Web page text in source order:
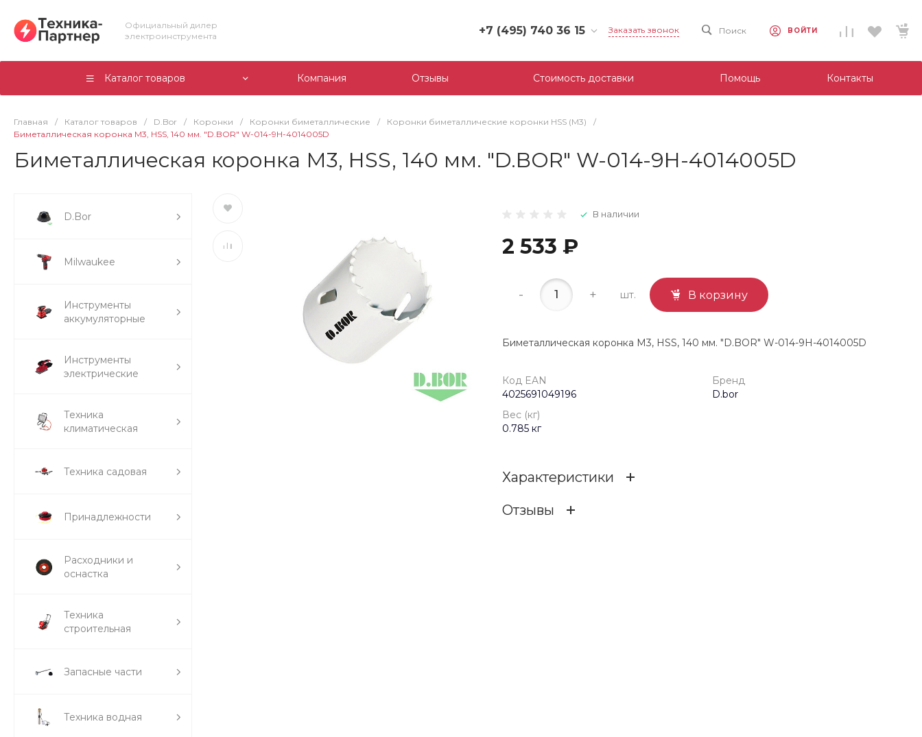
Официальный дилер
электроинструмента
+7 (495) 740 36 15
+7 (495) 740 36 15
г. Москва, Филевский
Заказать звонок Поиск ВОЙТИ
Каталог товаров Компания Отзывы Стоимость доставки Помощь Контакты
Главная / Каталог товаров / D.Bor / Коронки / Коронки биметаллические / Коронки биметаллические коронки HSS (М3)
/
Биметаллическая коронка М3, HSS, 140 мм. "D.BOR" W-014-9H-4014005D
Биметаллическая коронка М3, HSS, 140 мм. "D.BOR" W-014-9H-4014005D
D.Bor
Milwaukee
Инструменты
аккумуляторные
Инструменты
электрические
Техника
климатическая
Техника садовая
Принадлежности
Расходники и
оснастка
Техника
строительная
Запасные части
Техника водная
В наличии
2 533 ₽
- + шт. В корзину
Биметаллическая коронка М3, HSS, 140 мм. "D.BOR" W-014-9H-4014005D
Код EAN
4025691049196
Бренд
D.bor
Вес (кг)
0.785 кг
Характеристики
Отзывы